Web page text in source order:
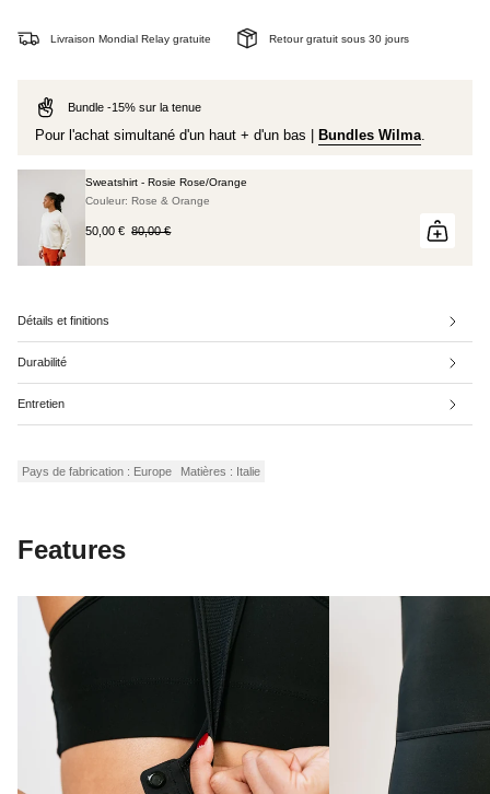
Livraison Mondial Relay gratuite Retour gratuit sous 30 jours
Bundle -15% sur la tenue
Pour l'achat simultané d'un haut + d'un bas | Bundles Wilma
Sweatshirt - Rosie Rose/Orange
Couleur: Rose & Orange
50,00 € 80,00 €
Détails et finitions
Durabilité
Entretien
Pays de fabrication : Europe Matières : Italie
Features